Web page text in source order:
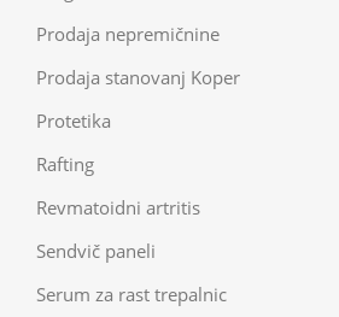
Prodaja nepremičnine
Prodaja stanovanj Koper
Protetika
Rafting
Revmatoidni artritis
Sendvič paneli
Serum za rast trepalnic